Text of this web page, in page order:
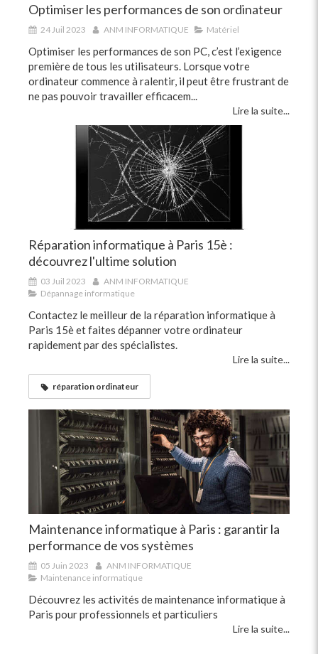
Optimiser les performances de son ordinateur
24 Juil 2023 ANM INFORMATIQUE Matériel
Optimiser les performances de son PC, c’est l’exigence
première de tous les utilisateurs. Lorsque votre
ordinateur commence à ralentir, il peut être frustrant de
ne pas pouvoir travailler efficacem...
Lire la suite...
Réparation informatique à Paris 15è :
découvrez l'ultime solution
03 Juil 2023
ANM INFORMATIQUE
Dépannage informatique
Contactez le meilleur de la réparation informatique à
Paris 15è et faites dépanner votre ordinateur
rapidement par des spécialistes.
Lire la suite...
réparation ordinateur
Maintenance informatique à Paris : garantir la
performance de vos systèmes
05 Juin 2023
ANM INFORMATIQUE
Maintenance informatique
Découvrez les activités de maintenance informatique à
Paris pour professionnels et particuliers
Lire la suite...